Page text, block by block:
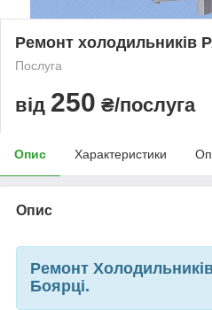
Ремонт холодильників
Послуга
від 250 ₴/послуга
Опис Характеристики
Опис
Ремонт
Боярці.